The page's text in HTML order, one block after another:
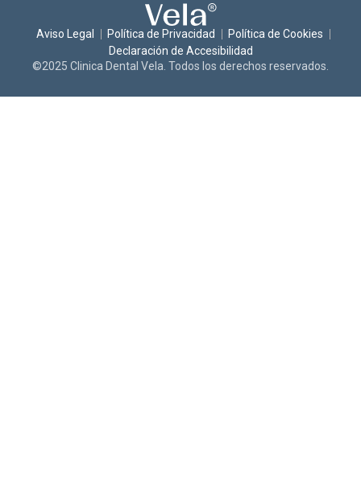
©2025 Clinica Dental Vela. Todos los derechos reservados.
Aviso Legal Política de Privacidad
Política de Cookies
Declaración de Accesibilidad